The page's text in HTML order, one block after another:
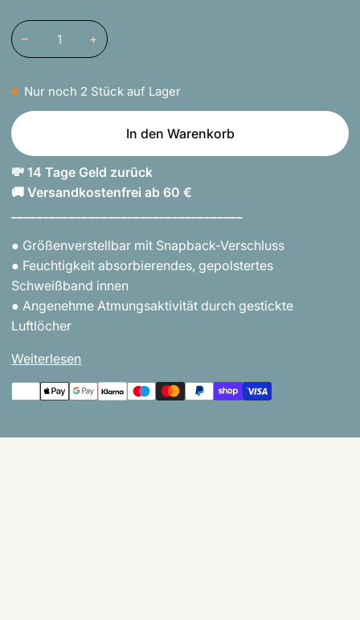
oder
nicht
verfügbar
− +
Nur noch 2 Stück auf Lager
In den Warenkorb
💸 14 Tage Geld zurück
🚚 Versandkostenfrei ab 60 €
● Größenverstellbar mit Snapback-Verschluss
● Feuchtigkeit absorbierendes, gepolstertes
Schweißband innen
● Angenehme Atmungsaktivität durch gestickte
Luftlöcher
Weiterlesen